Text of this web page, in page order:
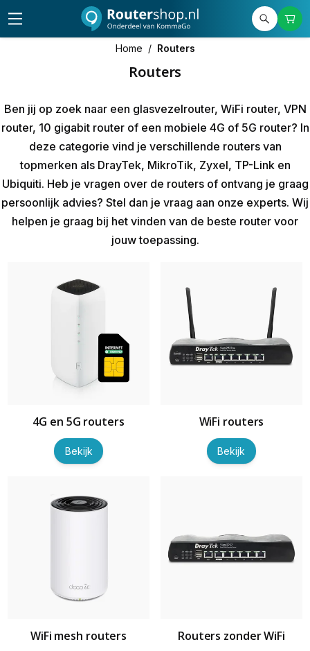
Home / Routers
Routers
Ben jij op zoek naar een glasvezelrouter, WiFi router, VPN
router, 10 gigabit router of een mobiele 4G of 5G router? In
deze categorie vind je verschillende routersvan
topmerken als DrayTek, MikroTik, Zyxel, TP-Link en
Ubiquiti. Heb je vragen over de routers of ontvang je graag
persoonlijk advies? Stel dan je vraag aan onze experts. Wij
helpen je graag bij het vinden van de beste router voor
jouw toepassing.
4G en 5G routers
Bekijk
WiFi routers
Bekijk
WiFi mesh routers Routers zonder WiFi